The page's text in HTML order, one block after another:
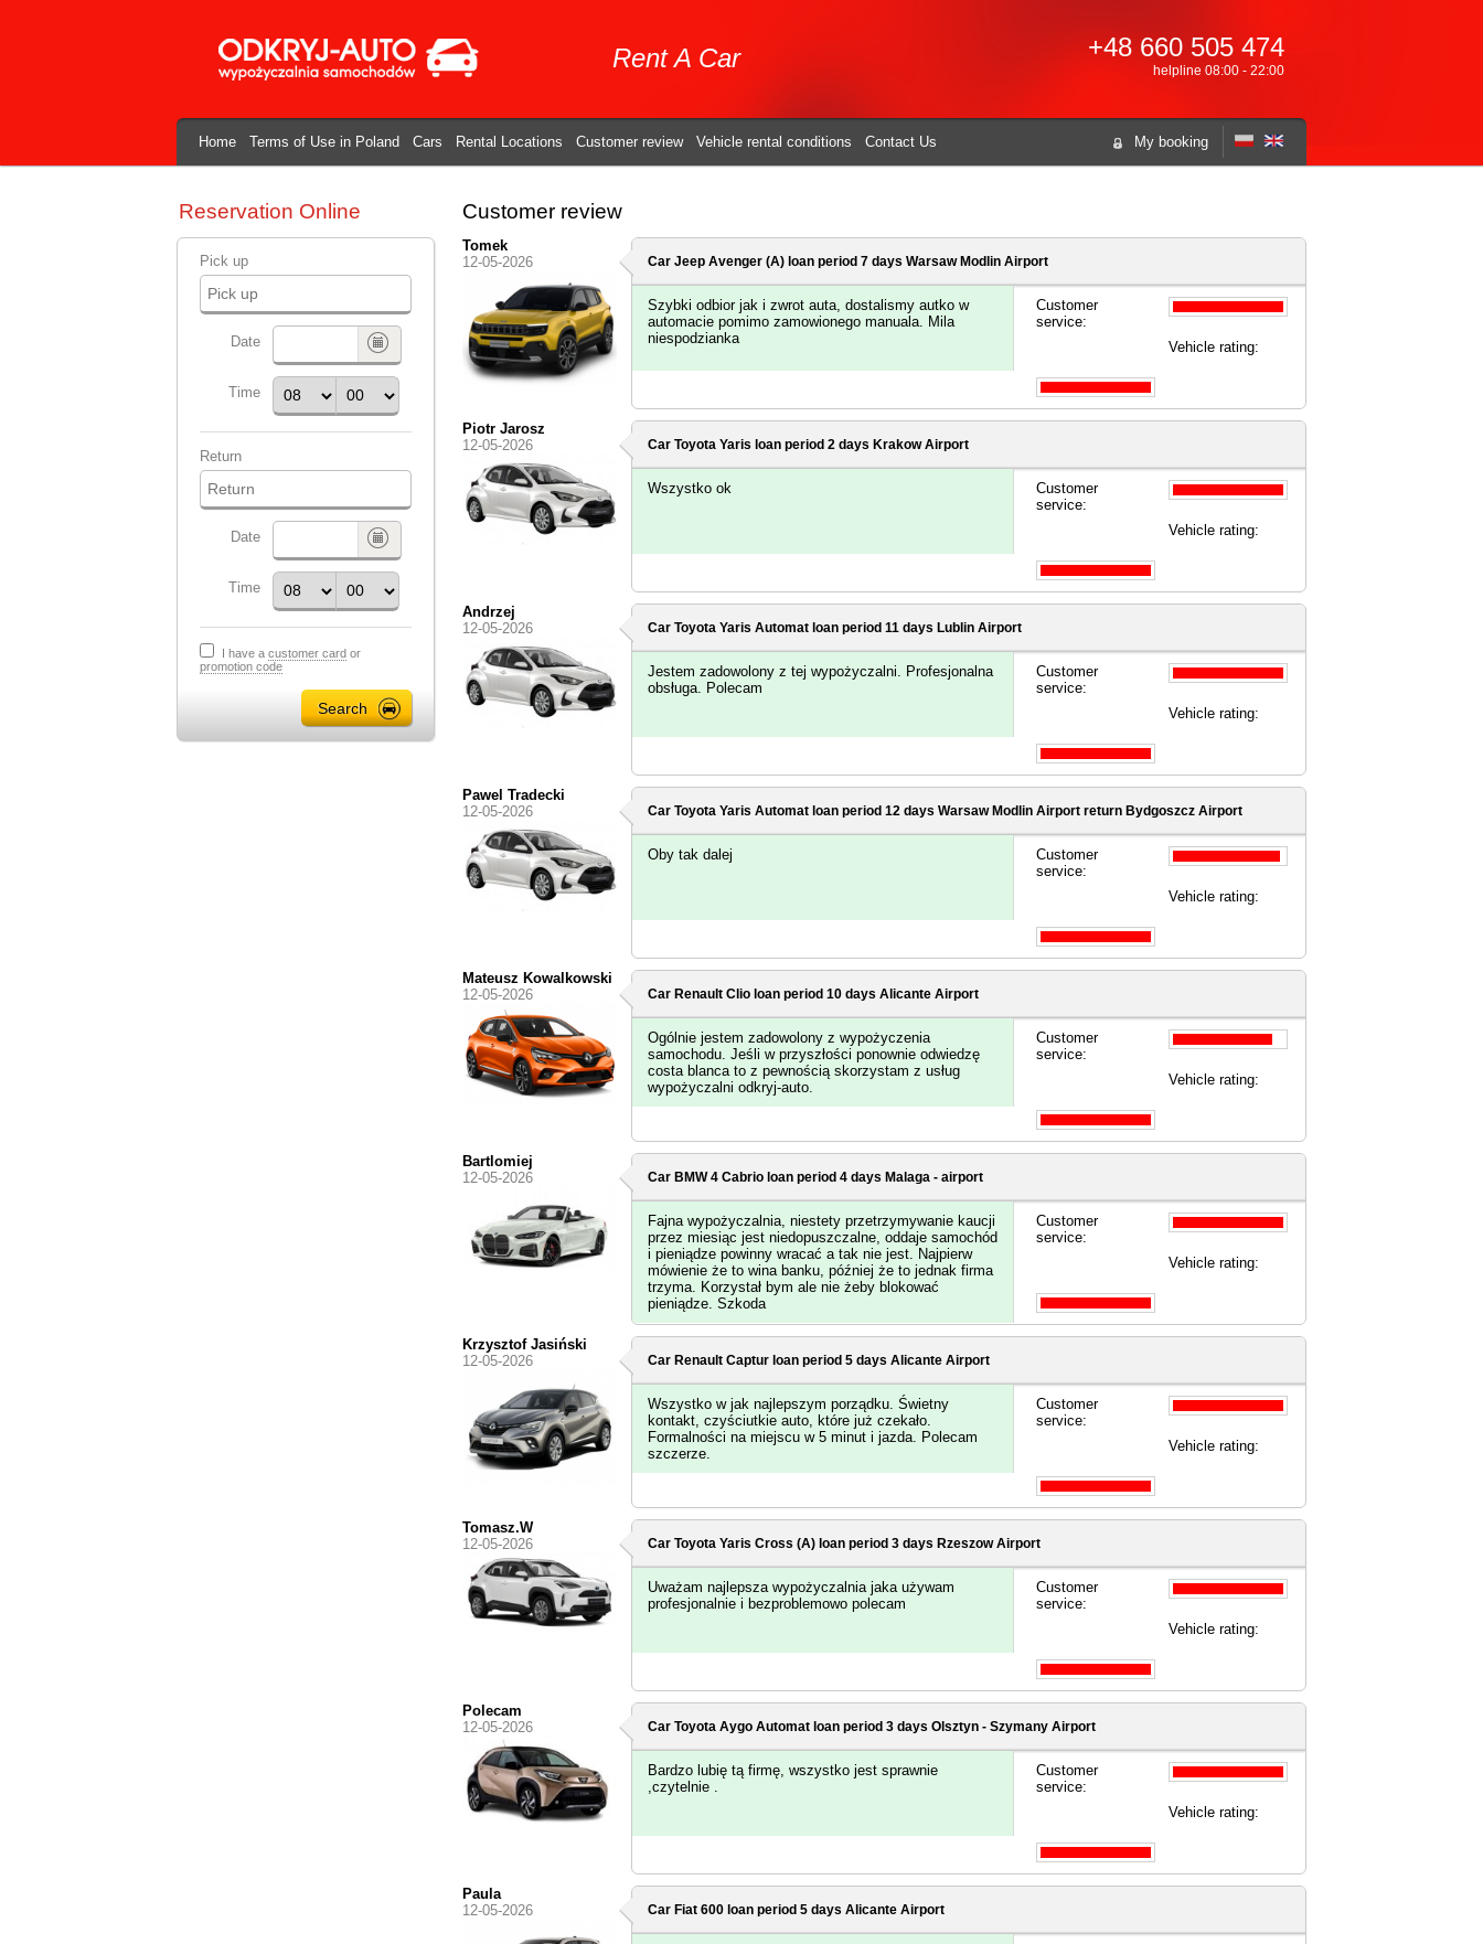
Rent A Car +48 660 505 474
helpline 08:00 - 22:00
My booking
Home Terms of Use in Poland Cars Rental Locations Customer review Vehicle rental conditions Contact Us
Reservation Online
Pick up
Date
Time
Return
Date
Time
I have a customer card or
promotion code
Customer review
Tomek
12-05-2026
Car Jeep Avenger (A) loan period 7 days Warsaw Modlin Airport
Szybki odbior jak i zwrot auta, dostalismy autko w
automacie pomimo zamowionego manuala. Mila
niespodzianka
Customer
service:
Vehicle rating:
Piotr Jarosz
12-05-2026
Car Toyota Yaris loan period 2 days Krakow Airport
Wszystko ok
Customer
service:
Vehicle rating:
Andrzej
12-05-2026
Car Toyota Yaris Automat loan period 11 days Lublin Airport
Jestem zadowolony z tej wypożyczalni. Profesjonalna
obsługa. Polecam
Customer
service:
Vehicle rating:
Pawel Tradecki
12-05-2026
Car Toyota Yaris Automat loan period 12 days Warsaw Modlin Airport return Bydgoszcz Airport
Oby tak dalej
Customer
service:
Vehicle rating:
Mateusz Kowalkowski
12-05-2026
Car Renault Clio loan period 10 days Alicante Airport
Ogólnie jestem zadowolony z wypożyczenia
samochodu. Jeśli w przyszłości ponownie odwiedzę
costa blanca to z pewnością skorzystam z usług
wypożyczalni odkryj-auto.
Customer
service:
Vehicle rating:
Bartlomiej
12-05-2026
Car BMW 4 Cabrio loan period 4 days Malaga - airport
Fajna wypożyczalnia, niestety przetrzymywanie kaucji
przez miesiąc jest niedopuszczalne, oddaje samochód
i pieniądze powinny wracać a tak nie jest. Najpierw
mówienie że to wina banku, później że to jednak firma
trzyma. Korzystał bym ale nie żeby blokować
pieniądze. Szkoda
Customer
service:
Vehicle rating:
Krzysztof Jasiński
12-05-2026
Car Renault Captur loan period 5 days Alicante Airport
Wszystko w jak najlepszym porządku. Świetny
kontakt, czyściutkie auto, które już czekało.
Formalności na miejscu w 5 minut i jazda. Polecam
szczerze.
Customer
service:
Vehicle rating:
Tomasz.W
12-05-2026
Car Toyota Yaris Cross (A) loan period 3 days Rzeszow Airport
Uważam najlepsza wypożyczalnia jaka używam
profesjonalnie i bezproblemowo polecam
Customer
service:
Vehicle rating:
Polecam
12-05-2026
Car Toyota Aygo Automat loan period 3 days Olsztyn - Szymany Airport
Bardzo lubię tą firmę, wszystko jest sprawnie
,czytelnie .
Customer
service:
Vehicle rating:
Paula
12-05-2026
Car Fiat 600 loan period 5 days Alicante Airport